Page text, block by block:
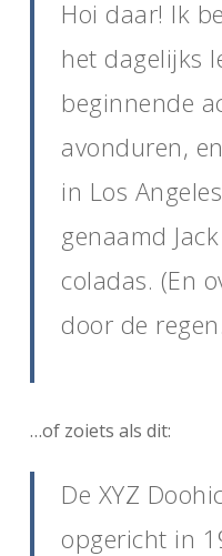
Hoi daar! Ik
het dagelijks
beginnende
avonduren,
in Los
genaamd
coladas. (En
door de
…of zoiets als dit:
De XYZ
opgericht in